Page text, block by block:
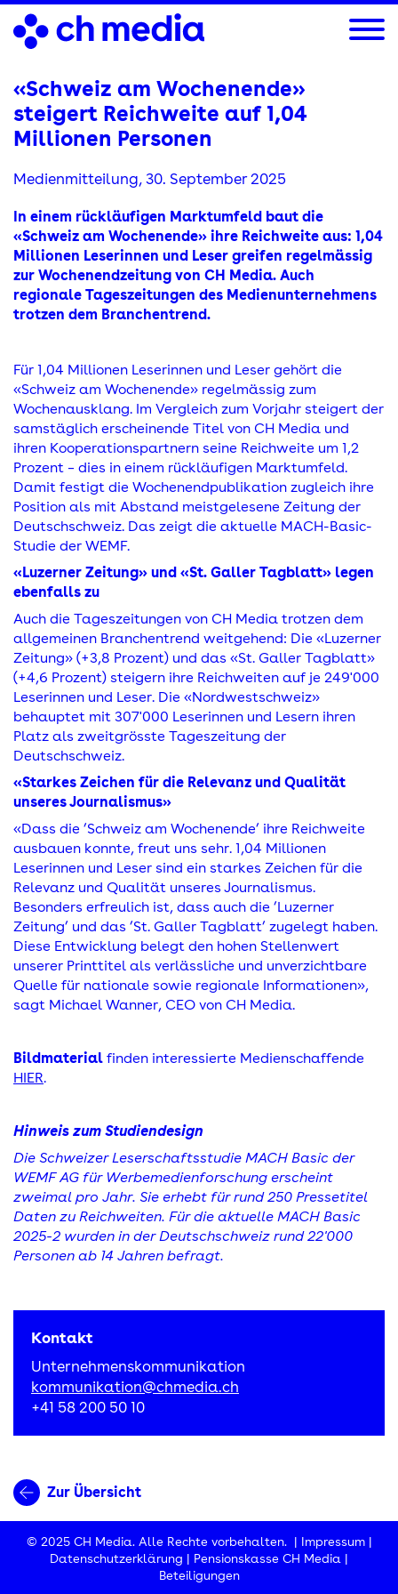
Direkt
zum
Inhalt
«Schweiz am Wochenende»
steigert Reichweite auf 1,04
Millionen Personen
Medienmitteilung, 30. September 2025
In einem rückläufigen Marktumfeld baut die
«Schweiz am Wochenende» ihre Reichweite aus: 1,04
Millionen Leserinnen und Leser greifen regelmässig
zur Wochenendzeitung von CH Media. Auch
regionale Tageszeitungen des Medienunternehmens
trotzen dem Branchentrend.
Für 1,04 Millionen Leserinnen und Leser gehört die
«Schweiz am Wochenende» regelmässig zum
Wochenausklang. Im Vergleich zum Vorjahr steigert der
samstäglich erscheinende Titel von CH Media und
ihren Kooperationspartnern seine Reichweite um 1,2
Prozent – dies in einem rückläufigen Marktumfeld.
Damit festigt die Wochenendpublikation zugleich ihre
Position als mit Abstand meistgelesene Zeitung der
Deutschschweiz. Das zeigt die aktuelle MACH-Basic-
Studie der WEMF.
«Luzerner Zeitung» und «St. Galler Tagblatt» legen
ebenfalls zu
Auch die Tageszeitungen von CH Media trotzen dem
allgemeinen Branchentrend weitgehend: Die «Luzerner
Zeitung» (+3,8 Prozent) und das «St. Galler Tagblatt»
(+4,6 Prozent) steigern ihre Reichweiten auf je 249'000
Leserinnen und Leser. Die «Nordwestschweiz»
behauptet mit 307'000 Leserinnen und Lesern ihren
Platz als zweitgrösste Tageszeitung der
Deutschschweiz.
«Starkes Zeichen für die Relevanz und Qualität
unseres Journalismus»
«Dass die ’Schweiz am Wochenende’ ihre Reichweite
ausbauen konnte, freut uns sehr. 1,04 Millionen
Leserinnen und Leser sind ein starkes Zeichen für die
Relevanz und Qualität unseres Journalismus.
Besonders erfreulich ist, dass auch die ’Luzerner
Zeitung’ und das ’St. Galler Tagblatt’ zugelegt haben.
Diese Entwicklung belegt den hohen Stellenwert
unserer Printtitel als verlässliche und unverzichtbare
Quelle für nationale sowie regionale Informationen»,
sagt Michael Wanner, CEO von CH Media.
Bildmaterial finden interessierte Medienschaffende
HIER.
Hinweis zum Studiendesign
Die Schweizer Leserschaftsstudie MACH Basic der
WEMF AG für Werbemedienforschung erscheint
zweimal pro Jahr. Sie erhebt für rund 250 Pressetitel
Daten zu Reichweiten. Für die aktuelle MACH Basic
2025-2 wurden in der Deutschschweiz rund 22'000
Personen ab 14 Jahren befragt.
Kontakt
Unternehmenskommunikation
kommunikation@chmedia.ch
+41 58 200 50 10
Zur Übersicht
© 2025 CH Media. Alle Rechte vorbehalten. | Impressum|
Datenschutzerklärung | Pensionskasse CH Media |
Beteiligungen